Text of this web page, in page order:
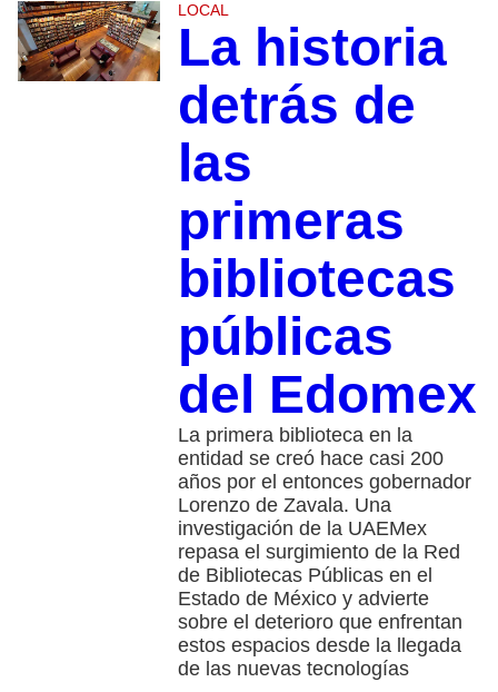
LOCAL
La historia
detrás de
las
primeras
bibliotecas
públicas
del Edomex
La primera biblioteca en la
entidad se creó hace casi 200
años por el entonces gobernador
Lorenzo de Zavala. Una
investigación de la UAEMex
repasa el surgimiento de la Red
de Bibliotecas Públicas en el
Estado de México y advierte
sobre el deterioro que enfrentan
estos espacios desde la llegada
de las nuevas tecnologías